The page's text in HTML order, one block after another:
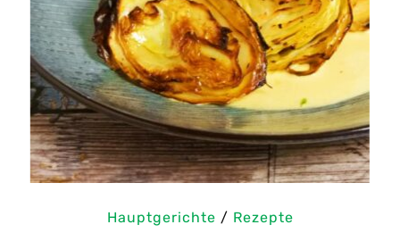
Hauptgerichte / Rezepte